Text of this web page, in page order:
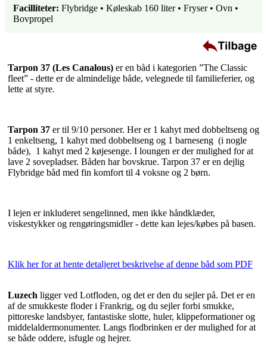
Facilliteter: Flybridge • Køleskab 160 liter • Fryser • Ovn •
Bovpropel
Tarpon 37 (Les Canalous) er en båd i kategorien ”The Classic
fleet” - dette er de almindelige både, velegnede til familieferier, og
lette at styre.
Tarpon 37 er til 9/10 personer. Her er 1 kahyt med dobbeltseng og
1 enkeltseng, 1 kahyt med dobbeltseng og 1 barneseng (i nogle
både), 1 kahyt med 2 køjesenge. I loungen er der mulighed for at
lave 2 sovepladser. Båden har bovskrue. Tarpon 37 er en dejlig
Flybridge båd med fin komfort til 4 voksne og 2 børn.
I lejen er inkluderet sengelinned, men ikke håndklæder,
viskestykker og rengøringsmidler - dette kan lejes/købes på basen.
Klik her for at hente detaljeret beskrivelse af denne båd som PDF
Luzech ligger ved Lotfloden, og det er den du sejler på. Det er en
af de smukkeste floder i Frankrig, og du sejler forbi smukke,
pittoreske landsbyer, fantastiske slotte, huler, klippeformationer og
middelaldermonumenter. Langs flodbrinken er der mulighed for at
se både oddere, isfugle og hejrer.